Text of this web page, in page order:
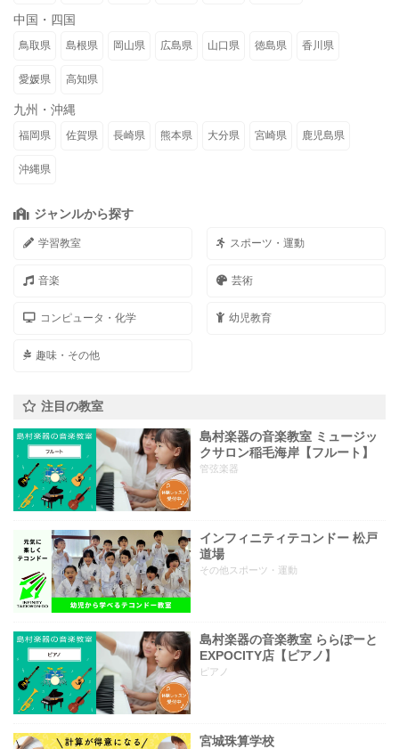
中国・四国
鳥取県 島根県 岡山県 広島県 山口県 徳島県 香川県
愛媛県 高知県
九州・沖縄
福岡県 佐賀県 長崎県 熊本県 大分県 宮崎県 鹿児島県
沖縄県
ジャンルから探す
学習教室 スポーツ・運動
音楽 芸術
コンピュータ・化学 幼児教育
趣味・その他
注目の教室
島村楽器の音楽教室 ミュージッ
クサロン稲毛海岸【フルート】
管弦楽器
インフィニティテコンドー 松戸
道場
その他スポーツ・運動
島村楽器の音楽教室 ららぽーと
EXPOCITY店【ピアノ】
ピアノ
宮城珠算学校